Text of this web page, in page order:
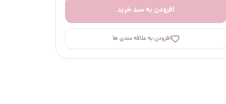
افزودن به سبد خرید
افزودن به علاقه مندی ها